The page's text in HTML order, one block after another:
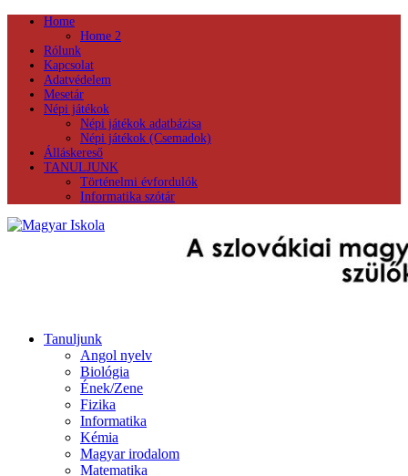
Home
Home 2
Rólunk
Kapcsolat
Adatvédelem
Mesetár
Népi játékok
Népi játékok adatbázisa
Népi játékok (Csemadok)
Álláskereső
TANULJUNK
Történelmi évfordulók
Informatika szótár
Tanuljunk
Angol nyelv
Biológia
Ének/Zene
Fizika
Informatika
Kémia
Magyar irodalom
Matematika